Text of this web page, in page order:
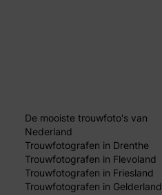
De mooiste trouwfoto's van
Nederland
Trouwfotografen in Drenthe
Trouwfotografen in Flevoland
Trouwfotografen in Friesland
Trouwfotografen in Gelderland